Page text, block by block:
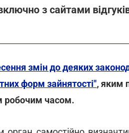
з сайтами
змін до деяких
форм зайнятості", яким
робочим часом.